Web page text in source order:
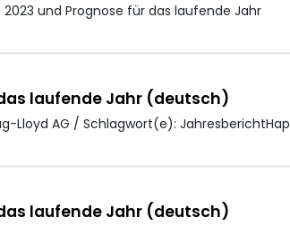
und Prognose für das laufende Jahr
laufende Jahr (deutsch)
Lloyd AG / Schlagwort(e):
laufende Jahr (deutsch)